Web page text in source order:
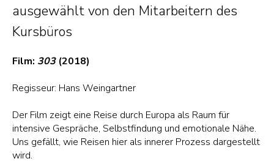
ausgewählt von den Mitarbeitern des
Kursbüros
Film: 303(2018)
Regisseur: Hans Weingartner
Der Film zeigt eine Reise durch Europa als Raum für
intensive Gespräche, Selbstfindung und emotionale Nähe.
Uns gefällt, wie Reisen hier als innerer Prozess dargestellt
wird.